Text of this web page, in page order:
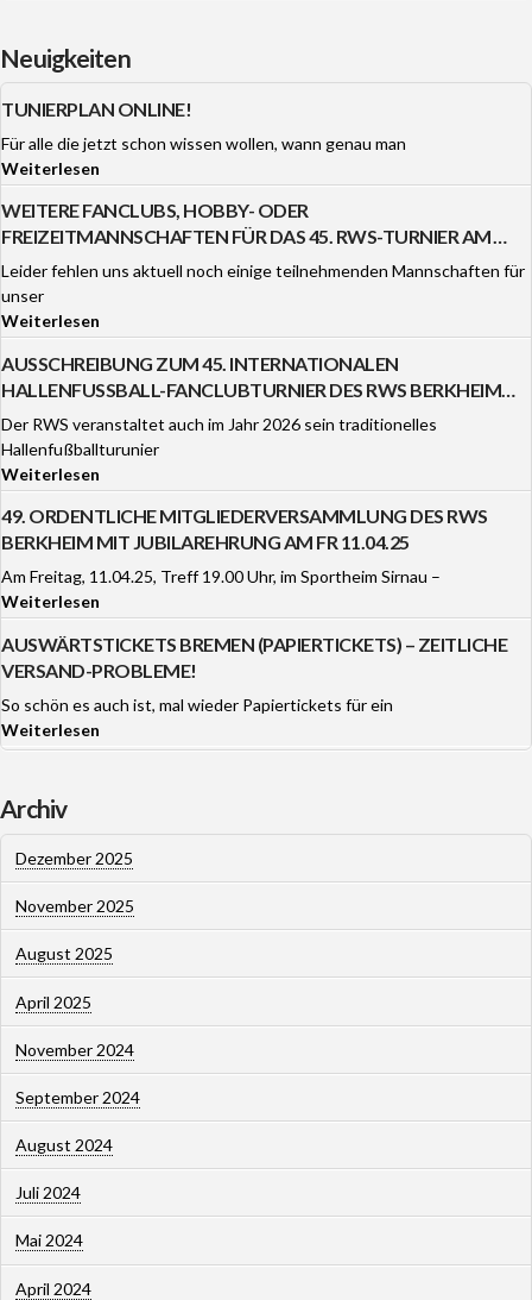
Neuigkeiten
TUNIERPLAN ONLINE!
Für alle die jetzt schon wissen wollen, wann genau man
Weiterlesen
WEITERE FANCLUBS, HOBBY- ODER
FREIZEITMANNSCHAFTEN FÜR DAS 45. RWS-TURNIER AM
3./4.1.26 GESUCHT!
Leider fehlen uns aktuell noch einige teilnehmenden Mannschaften für
unser
Weiterlesen
AUSSCHREIBUNG ZUM 45. INTERNATIONALEN
HALLENFUSSBALL-FANCLUBTURNIER DES RWS BERKHEIM A
M 3. UND 4. JANUAR 2026
Der RWS veranstaltet auch im Jahr 2026 sein traditionelles
Hallenfußballturunier
Weiterlesen
49. ORDENTLICHE MITGLIEDERVERSAMMLUNG DES RWS
BERKHEIM MIT JUBILAREHRUNG AM FR 11.04.25
Am Freitag, 11.04.25, Treff 19.00 Uhr, im Sportheim Sirnau –
Weiterlesen
AUSWÄRTSTICKETS BREMEN (PAPIERTICKETS) – ZEITLICHE
VERSAND-PROBLEME!
So schön es auch ist, mal wieder Papiertickets für ein
Weiterlesen
Archiv
Dezember 2025
November 2025
August 2025
April 2025
November 2024
September 2024
August 2024
Juli 2024
Mai 2024
April 2024